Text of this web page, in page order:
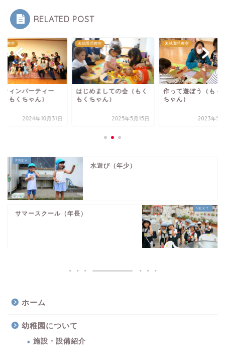
RELATED POST
児教室
ウィンパーティー
くもくちゃん）
2024年10月31日
未就園児教室
はじめましての会（もく
もくちゃん）
2025年5月15日
未就園児教室
作って遊ぼう（もく
ちゃん）
2023年5
水遊び（年少）
サマースクール（年長）
ホーム
幼稚園について
施設・設備紹介